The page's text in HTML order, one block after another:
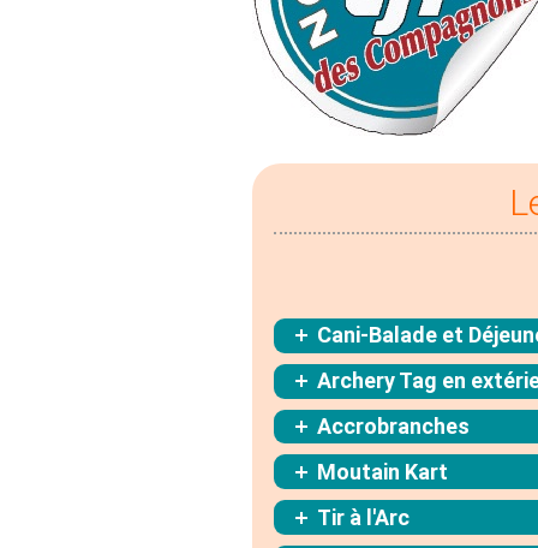
Cani-Balade et
Archery Tag en
Accrobranches
Moutain Kart
Tir à l'Arc